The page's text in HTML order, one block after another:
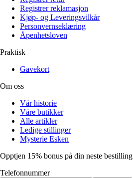
Registrer reklamasjon
Kjøp- og Leveringsvilkår
Personvernseklæring
Åpenhetsloven
Praktisk
Gavekort
Om oss
Vår historie
Våre butikker
Alle artikler
Ledige stillinger
Mysterie Esken
Opptjen 15% bonus på din neste bestilling
Telefonnummer